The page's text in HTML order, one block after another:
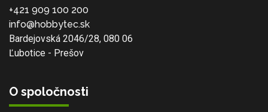
+421 909 100 200
info@hobbytec.sk
Bardejovská 2046/28, 080 06
Ľubotice - Prešov
O spoločnosti